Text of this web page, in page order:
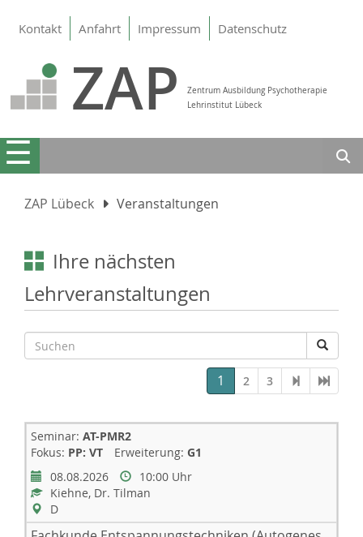
ZAP
Zentrum Ausbildung Psychotherapie
Lehrinstitut Lübeck
Kontakt Anfahrt Impressum Datenschutz
☰
ZAP Lübeck Veranstaltungen
Ihre nächsten
Lehrveranstaltungen
1 2 3
Seminar: AT-PMR2
Fokus: PP: VT Erweiterung: G1
08.08.2026
10:00 Uhr
Kiehne, Dr. Tilman
D